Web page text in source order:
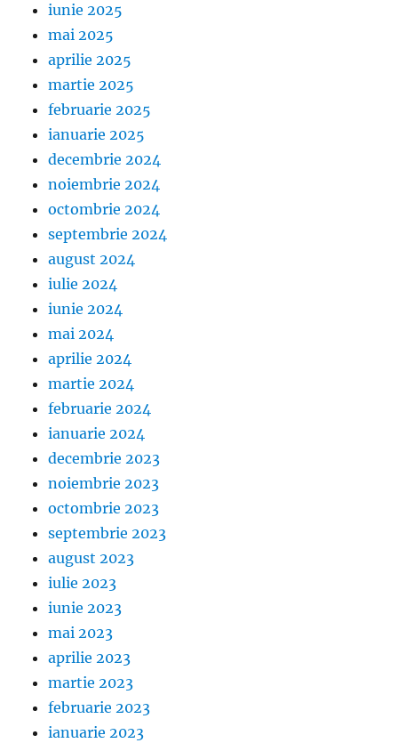
iunie 2025
mai 2025
aprilie 2025
martie 2025
februarie 2025
ianuarie 2025
decembrie 2024
noiembrie 2024
octombrie 2024
septembrie 2024
august 2024
iulie 2024
iunie 2024
mai 2024
aprilie 2024
martie 2024
februarie 2024
ianuarie 2024
decembrie 2023
noiembrie 2023
octombrie 2023
septembrie 2023
august 2023
iulie 2023
iunie 2023
mai 2023
aprilie 2023
martie 2023
februarie 2023
ianuarie 2023